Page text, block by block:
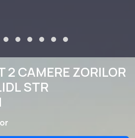
2 CAMERE ZORILOR
STR